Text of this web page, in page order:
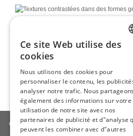
Textures Contrastées Dans Des
109,00 €
Contactez-nous| À propos de nous |Qualité
compte| Blog
Ce site Web utilise des
cookies
Nous utilisons des cookies pour
personnaliser le contenu, les
analyser notre trafic. Nous partageons
également des informations sur votre
utilisation de notre site avec nos
partenaires de publicité et d"analyse
peuvent les combiner avec d"autres